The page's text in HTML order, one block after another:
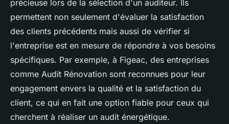
précieuse lors de la sélection d'un auditeur. Ils
permettent non seulement d'évaluer la satisfaction
des clients précédents mais aussi de vérifier si
l'entreprise est en mesure de répondre à vos besoins
spécifiques. Par exemple, à Figeac, des entreprises
comme Audit Rénovation sont reconnues pour leur
engagement envers la qualité et la satisfaction du
client, ce qui en fait une option fiable pour ceux qui
cherchent à réaliser un audit énergétique.